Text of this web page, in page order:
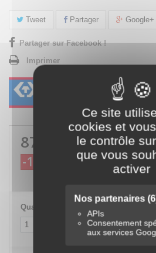
Ce site
cookies et
le contrôle
que vous
activer
Nos partenaires
APIs
Consentement
aux services
Tweet Partager Google+
Partager sur Facebook !
Imprimer
87,88 € TTC
-10% 97,64 €TTC
Quantité